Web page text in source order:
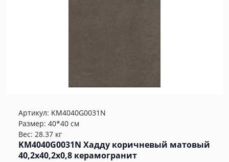
Артикул: KM4040G0031N
Размер: 40*40 см
Вес: 28.37 кг
KM4040G0031N Хадду коричневый матовый
40,2x40,2x0,8 керамогранит